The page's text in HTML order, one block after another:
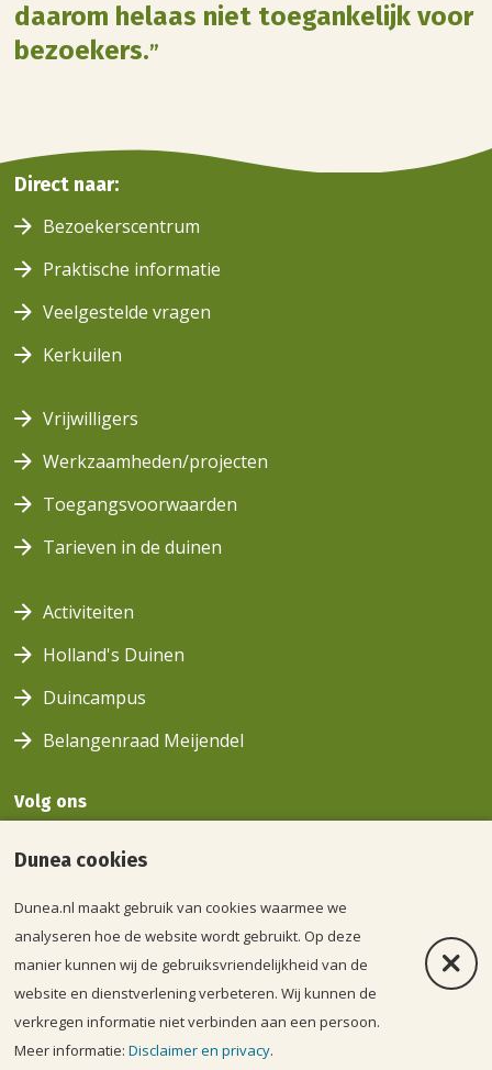
daarom helaas niet toegankelijk voor
bezoekers.”
Duinen
Duingebieden
Berkheide
Berkheide
Direct naar:
Bezoekerscentrum
Praktische informatie
Veelgestelde vragen
Kerkuilen
Vrijwilligers
Werkzaamheden/projecten
Toegangsvoorwaarden
Tarieven in de duinen
Activiteiten
Holland's Duinen
Duincampus
Belangenraad Meijendel
Volg ons
Volg ons
facebook
Volg
youtubeinstagramlinkedin
Voorwaarden
Disclaimer en privacy
Beveiliging
English
Dunea cookies
Dunea.nl maakt gebruik van cookies waarmee we
analyseren hoe de website wordt gebruikt. Op deze
manier kunnen wij de gebruiksvriendelijkheid van de
website en dienstverlening verbeteren. Wij kunnen de
verkregen informatie niet verbinden aan een persoon.
Meer informatie: Disclaimer en privacy.